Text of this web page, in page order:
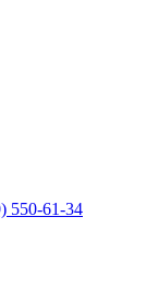
550-61-34